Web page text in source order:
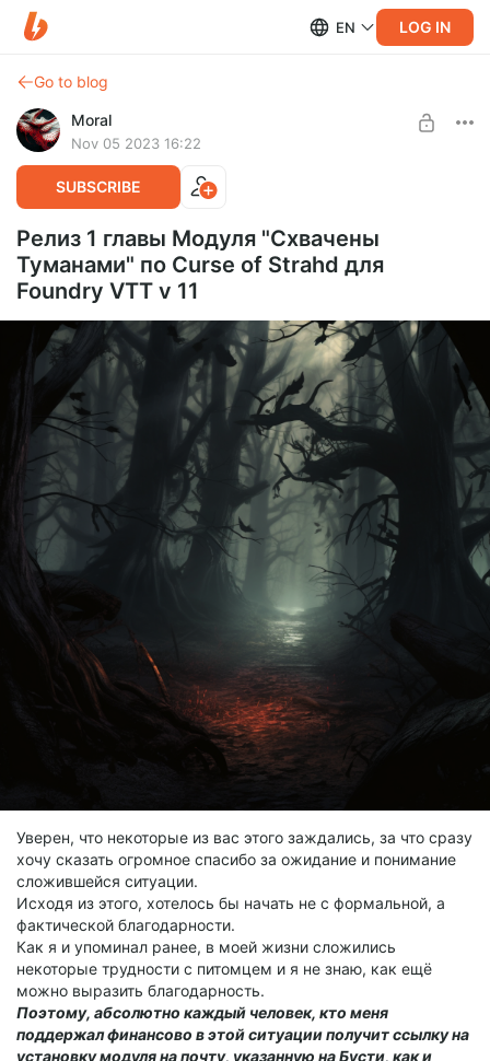
EN LOG IN
Go to blog
Moral
Nov 05 2023 16:22
SUBSCRIBE
Релиз 1 главы Модуля "Схвачены
Туманами" по Curse of Strahd для
Foundry VTT v 11
Уверен, что некоторые из вас этого заждались, за что сразу
хочу сказать огромное спасибо за ожидание и понимание
сложившейся ситуации.
Исходя из этого, хотелось бы начать не с формальной, а
фактической благодарности.
Как я и упоминал ранее, в моей жизни сложились
некоторые трудности с питомцем и я не знаю, как ещё
можно выразить благодарность.
Поэтому, абсолютно каждый человек, кто меня
поддержал финансово в этой ситуации получит ссылку на
установку модуля на почту, указанную на Бусти, как и